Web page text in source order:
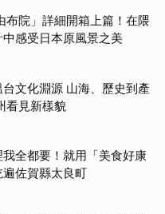
布院」詳細開箱上篇！在隈
感受日本原風景之美
文化淵源 山海、歷史到產
看見新樣貌
全都要！就用「美食好康
佐賀縣太良町